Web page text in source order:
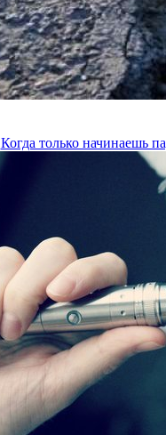
Когда только начинаешь